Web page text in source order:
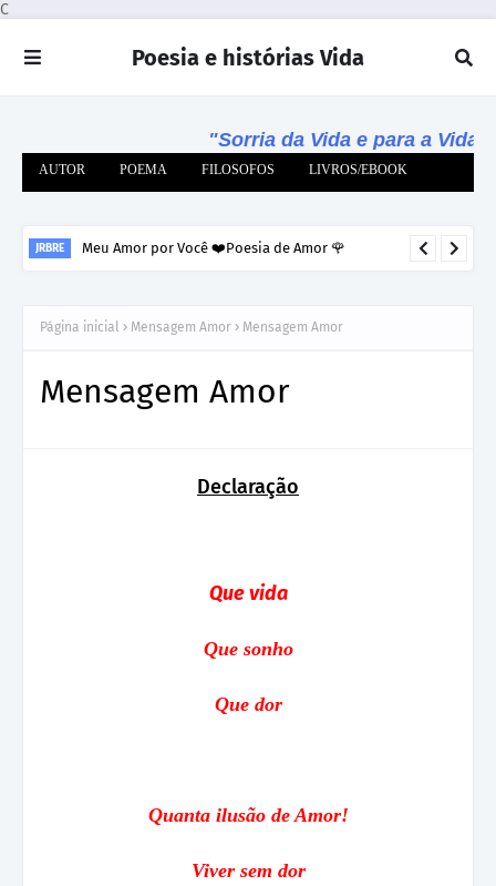
C
Poesia e histórias Vida
"Sorria da Vida e para a Vida!!"
AUTOR POEMA FILOSOFOS LIVROS/EBOOK
JRBRE Meu Amor por Você ❤️Poesia de Amor 🌹
Página inicial Mensagem Amor Mensagem Amor
Mensagem Amor
Declaração
Que vida
Que sonho
Que dor
Quanta ilusão de Amor!
Viver sem dor